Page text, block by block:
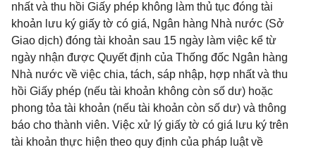
nhất và thu hồi Giấy phép không làm thủ tục đóng tài
khoản lưu ký giấy tờ có giá, Ngân hàng Nhà nước (Sở
Giao dịch) đóng tài khoản sau 15 ngày làm việc kể từ
ngày nhận được Quyết định của Thống đốc Ngân hàng
Nhà nước về việc chia, tách, sáp nhập, hợp nhất và thu
hồi Giấy phép (nếu tài khoản không còn số dư) hoặc
phong tỏa tài khoản (nếu tài khoản còn số dư) và thông
báo cho thành viên. Việc xử lý giấy tờ có giá lưu ký trên
tài khoản thực hiện theo quy định của pháp luật về